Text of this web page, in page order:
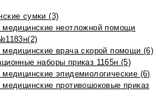
сумки (3)
медицинские неотложной помощи
медицинские врача скорой помощи (6)
наборы приказ 1165н (5)
медицинские эпидемиологические (6)
медицинские противошоковые приказ